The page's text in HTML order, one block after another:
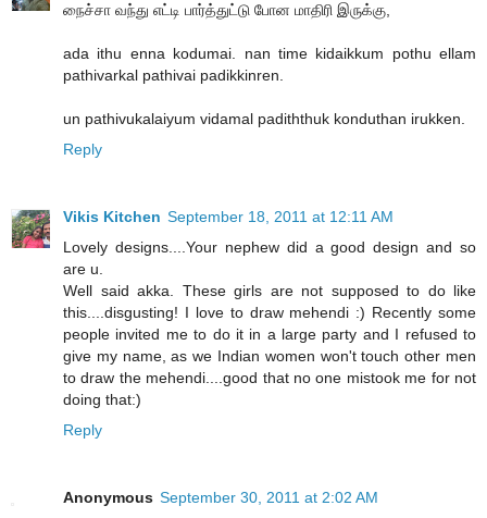
நைச்சா வந்து எட்டி பார்த்துட்டு போன மாதிரி இருக்கு,
ada ithu enna kodumai. nan time kidaikkum pothu ellam
pathivarkal pathivai padikkinren.
un pathivukalaiyum vidamal padiththuk konduthan irukken.
Reply
Vikis Kitchen September 18, 2011 at 12:11 AM
Lovely designs....Your nephew did a good design and so
are u.
Well said akka. These girls are not supposed to do like
this....disgusting! I love to draw mehendi :) Recently some
people invited me to do it in a large party and I refused to
give my name, as we Indian women won't touch other men
to draw the mehendi....good that no one mistook me for not
doing that:)
Reply
Anonymous September 30, 2011 at 2:02 AM